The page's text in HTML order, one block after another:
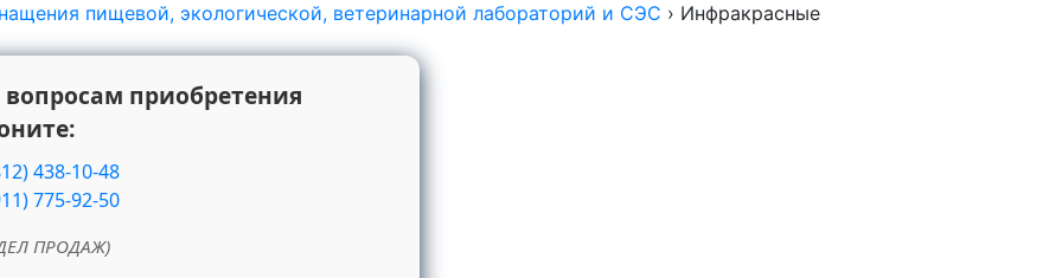
пищевой, экологической, ветеринарной лабораторий и СЭС › Инфракрасные
вопросам приобретения
438-10-48
775-92-50
ПРОДАЖ)